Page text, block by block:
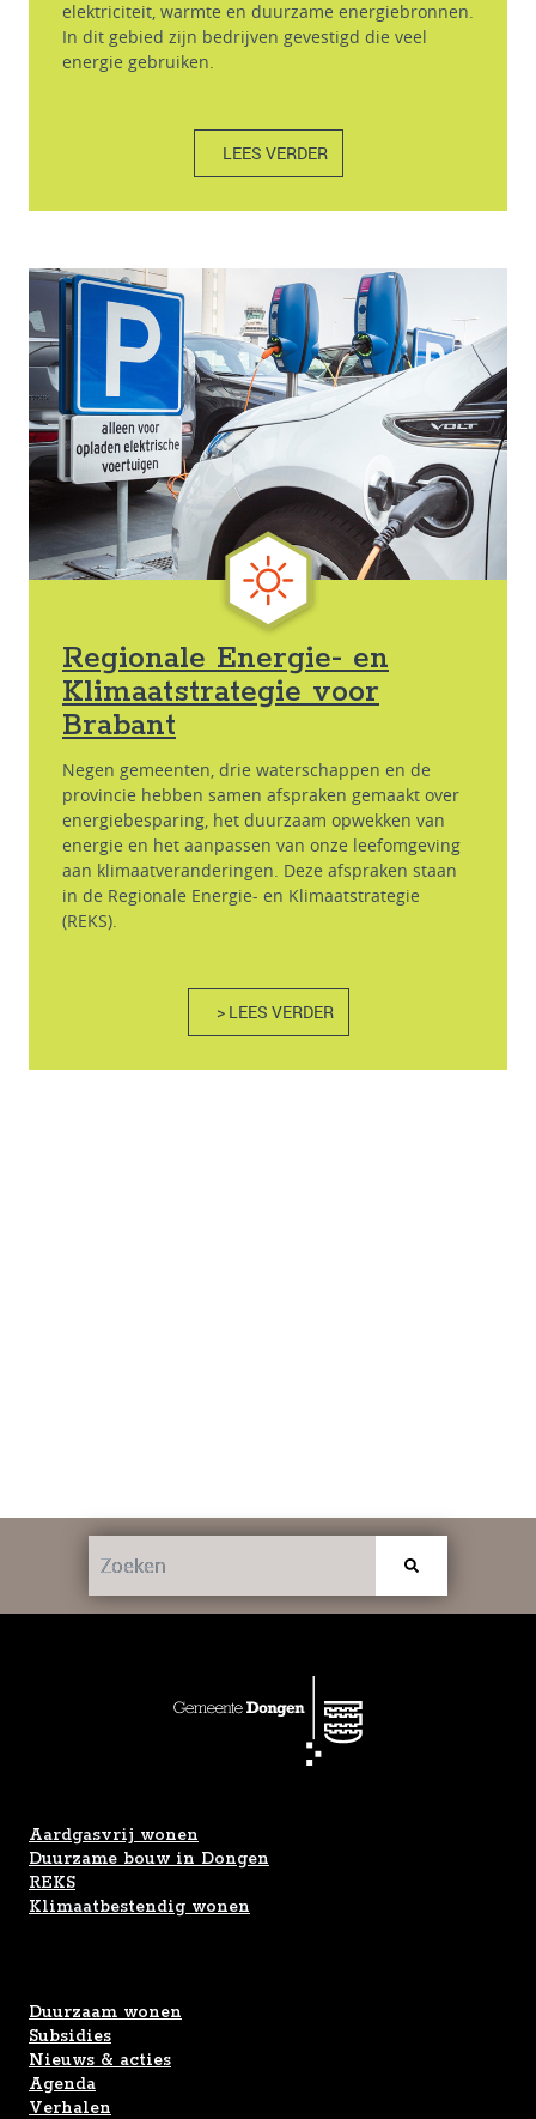
elektriciteit, warmte en duurzame energiebronnen.
In dit gebied zijn bedrijven gevestigd die veel
energie gebruiken.
LEES VERDER
Regionale Energie- en
Klimaatstrategie voor
Brabant
Negen gemeenten, drie waterschappen en de
provincie hebben samen afspraken gemaakt over
energiebesparing, het duurzaam opwekken van
energie en het aanpassen van onze leefomgeving
aan klimaatveranderingen. Deze afspraken staan
in de Regionale Energie- en Klimaatstrategie
(REKS).
> LEES VERDER
Aardgasvrij wonen
Duurzame bouw in Dongen
REKS
Klimaatbestendig wonen
Duurzaam wonen
Subsidies
Nieuws & acties
Agenda
Verhalen